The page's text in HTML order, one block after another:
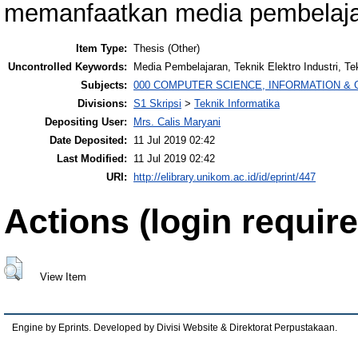
memanfaatkan media
Item Type: Thesis (Other)
Uncontrolled Keywords:
Media Pembelajaran, Teknik Elektro Industri,
Subjects: 000 COMPUTER SCIENCE, INFORMATION &
Divisions: S1 Skripsi > Teknik Informatika
Depositing User:
Mrs. Calis Maryani
Date Deposited:
11 Jul 2019 02:42
Last Modified:
11 Jul 2019 02:42
URI:
http://elibrary.unikom.ac.id/id/eprint/447
Actions (login
View Item
Engine by Eprints. Developed by Divisi Website & Direktorat Perpustakaan.